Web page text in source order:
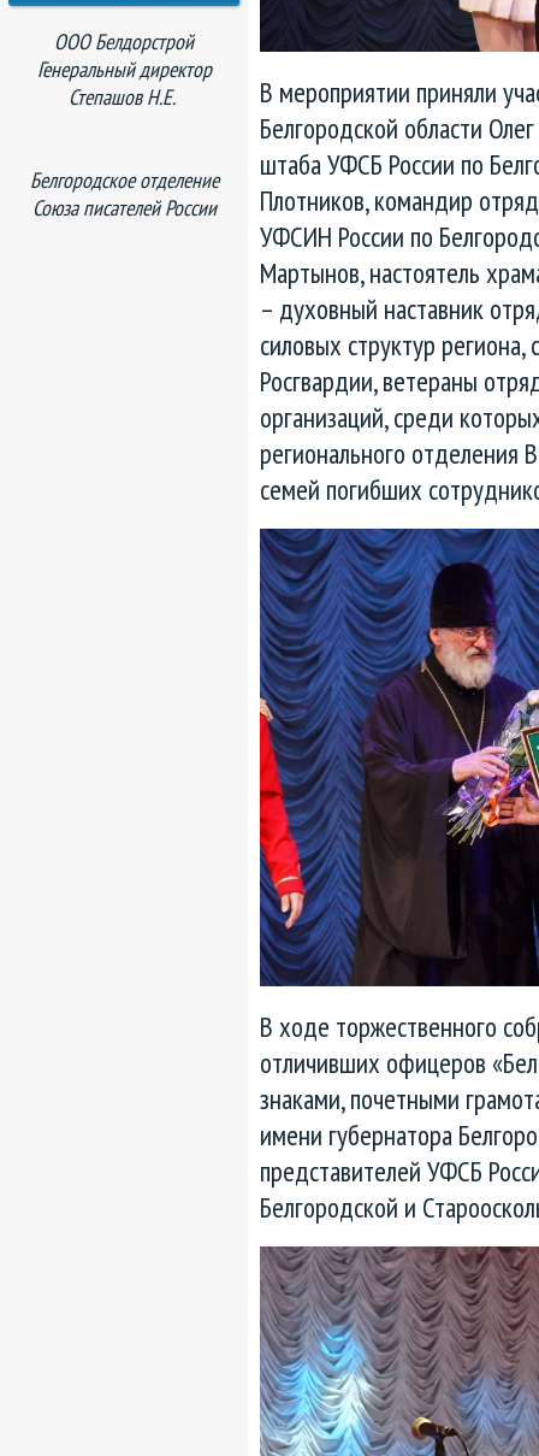
В мероприятии приняли
Белгородской области
штаба УФСБ России по
Плотников, командир
УФСИН России по
Мартынов, настоятель
– духовный наставник
силовых структур
Росгвардии, ветераны
организаций, среди
регионального
семей погибших
В ходе торжественного
отличивших офицеров
знаками, почетными
имени губернатора
представителей УФСБ
Белгородской и
ООО Белдорстрой
Генеральный директор
Степашов Н.Е.
Белгородское отделение
Союза писателей России